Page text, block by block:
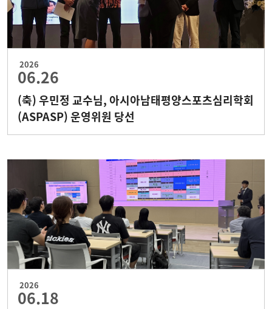
2026
06.26
(축) 우민정 교수님, 아시아남태평양스포츠심리학회
(ASPASP) 운영위원 당선
2026
06.18